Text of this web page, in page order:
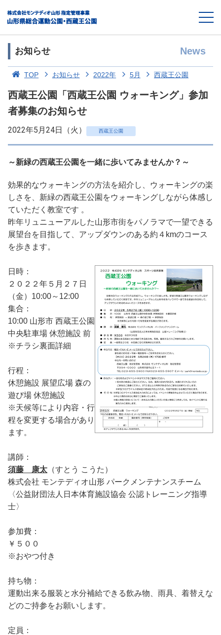
お知らせ News
TOP お知らせ 2022年 5月 西蔵王公園
西蔵王公園「西蔵王公園 ウォーキング」参加
者募集のお知らせ
2022年5月24日（火） 西蔵王公園
～新緑の西蔵王公園を一緒に歩いてみませんか？～
効果的なウォーキングの方法を紹介し、ウォーキングの楽
しさを、新緑の西蔵王公園をウォーキングしながら体感し
ていただく教室です 。
昨年リュニューアルした山形市街をパノラマで一望できる
展望台を目指して、アップダウンのある約４kmのコース
を歩きます。
日時：
２０２２年５月２７日
（金）10:00～12:00
集合：
10:00 山形市 西蔵王公園
中央駐車場 休憩施設 前
※チラシ裏面詳細
行程：
休憩施設 展望広場 森の
遊び場 休憩施設
※天候等により内容・行
程を変更する場合があり
ます。
講師：
須藤 康太（すとう こうた）
株式会社 モンテディオ山形 パークメンテナンスチーム
〈公益財団法人日本体育施設協会 公認トレーニング指導
士〉
参加費：
￥５００
※おやつ付き
持ち物：
運動出来る服装と水分補給できる飲み物、雨具、着替えな
どのご持参をお願いします。
定員：